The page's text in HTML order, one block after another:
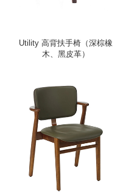
Utility 高背扶手椅（深棕橡
木、黑皮革）